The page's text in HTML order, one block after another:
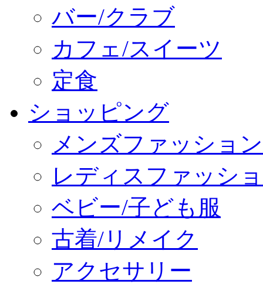
バー/クラブ
カフェ/スイーツ
定食
ショッピング
メンズファッション
レディスファッシ
ベビー/子ども服
古着/リメイク
アクセサリー